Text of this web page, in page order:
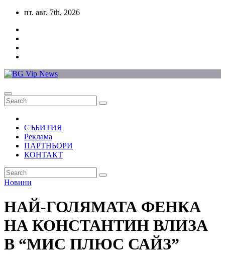
Skip
content
пт. авг. 7th, 2026
СЪБИТИЯ
Реклама
ПАРТНЬОРИ
КОНТАКТ
Новини
НАЙ-ГОЛЯМАТА ФЕНКА
НА КОНСТАНТИН ВЛИЗА
В “МИС ПЛЮС САЙЗ”